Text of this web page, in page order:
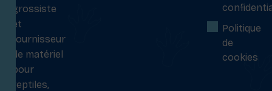
grossiste
et
fournisseur
de matériel
pour
reptiles,
Politique
de
cookies